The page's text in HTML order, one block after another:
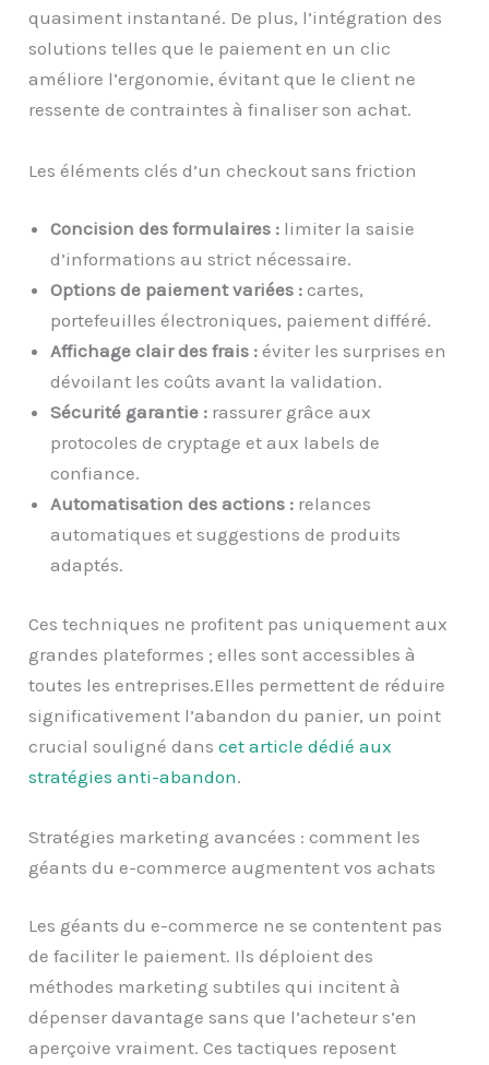
quasiment instantané. De plus, l’intégration des
solutions telles que le paiement en un clic
améliore l’ergonomie, évitant que le client ne
ressente de contraintes à finaliser son achat.
Les éléments clés d’un checkout sans friction
Concision des formulaires : limiter la saisie
d’informations au strict nécessaire.
Options de paiement variées : cartes,
portefeuilles électroniques, paiement différé.
Affichage clair des frais : éviter les surprises en
dévoilant les coûts avant la validation.
Sécurité garantie : rassurer grâce aux
protocoles de cryptage et aux labels de
confiance.
Automatisation des actions : relances
automatiques et suggestions de produits
adaptés.
Ces techniques ne profitent pas uniquement aux
grandes plateformes ; elles sont accessibles à
toutes les entreprises.Elles permettent de réduire
significativement l’abandon du panier, un point
crucial souligné danscet article dédié aux
stratégies anti-abandon.
Stratégies marketing avancées : comment les
géants du e-commerce augmentent vos achats
Les géants du e-commerce ne se contentent pas
de faciliter le paiement. Ils déploient des
méthodes marketing subtiles qui incitent à
dépenser davantage sans que l’acheteur s’en
aperçoive vraiment. Ces tactiques reposent